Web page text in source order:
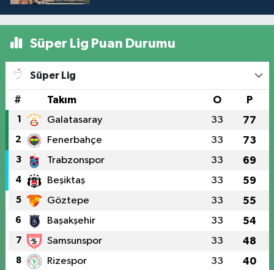
Süper Lig Puan Durumu
Süper Lig
# Takım O P
1 Galatasaray 33 77
2 Fenerbahçe 33 73
3 Trabzonspor 33 69
4 Beşiktaş 33 59
5 Göztepe 33 55
6 Başakşehir 33 54
7 Samsunspor 33 48
8 Rizespor 33 40